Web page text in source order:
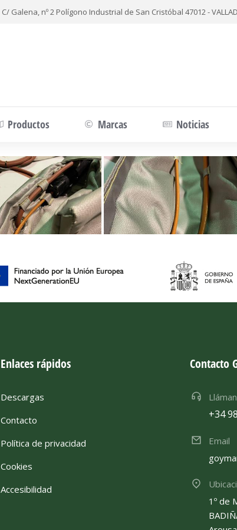
C/ Galena, nº 2 Polígono Industrial de San Cristóbal 47012 -
Productos Marcas Noticias
Enlaces rápidos
Descargas
Contacto
Política de privacidad
Cookies
Accesibilidad
Contacto
+34
Email
1º de